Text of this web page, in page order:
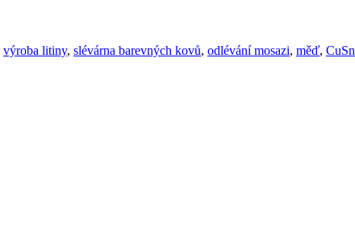
výroba litiny, slévárna barevných kovů, odlévání mosazi, měď,